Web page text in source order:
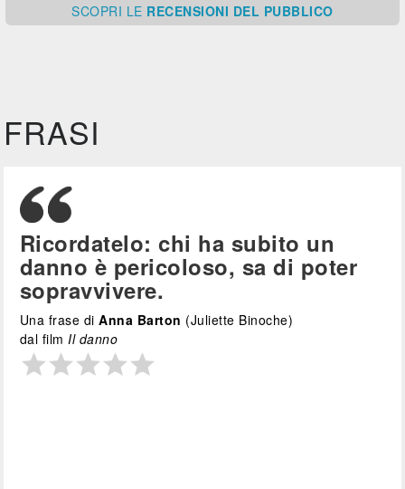
SCOPRI LE RECENSIONI DEL PUBBLICO
FRASI
Ricordatelo: chi ha subito un
danno è pericoloso, sa di poter
sopravvivere.
Una frase diAnna Barton (Juliette Binoche)
dal filmIl danno